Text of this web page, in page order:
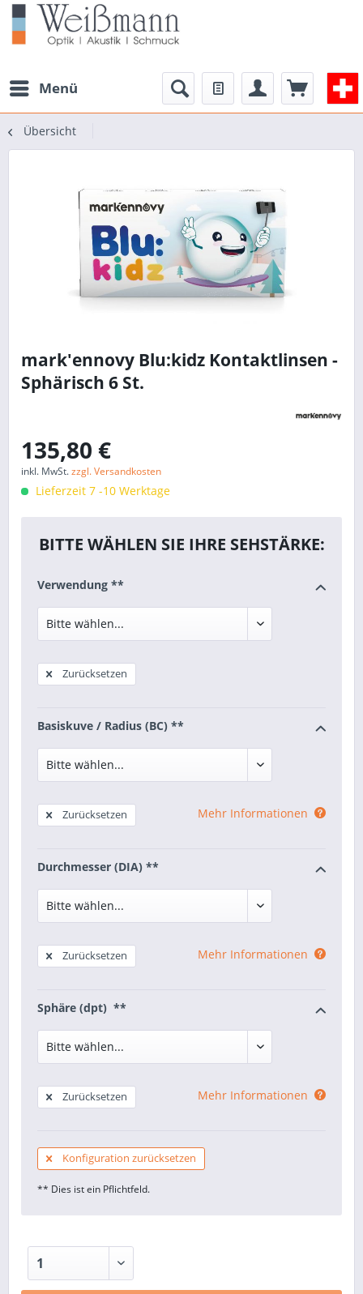
Menü
Übersicht
mark'ennovy Blu:kidz Kontaktlinsen -
Sphärisch 6 St.
135,80 €
inkl. MwSt.zzgl. Versandkosten
Lieferzeit 7 -10 Werktage
BITTE WÄHLEN SIE IHRE SEHSTÄRKE:
Verwendung **
Zurücksetzen
Basiskuve / Radius (BC) **
Zurücksetzen Mehr Informationen
Durchmesser (DIA) **
Zurücksetzen Mehr Informationen
Sphäre (dpt) **
Zurücksetzen Mehr Informationen
Konfiguration zurücksetzen
** Dies ist ein Pflichtfeld.